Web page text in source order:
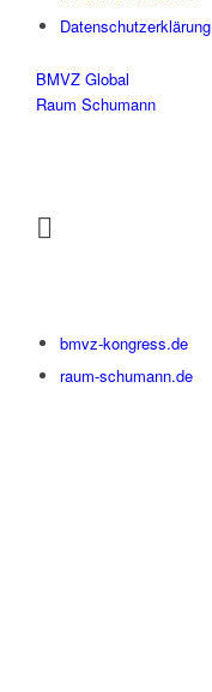
Datenschutzerklärung
BMVZ Global
Raum Schumann
bmvz-kongress.de
raum-schumann.de